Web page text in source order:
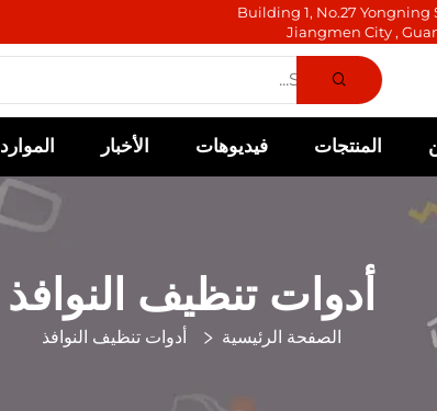
Building 1, No.27
Jiangmen City ,
المنتجات فيديوهات الأخبار الموارد
أدوات تنظيف النوافذ
الصفحة الرئيسية أدوات تنظيف النوافذ